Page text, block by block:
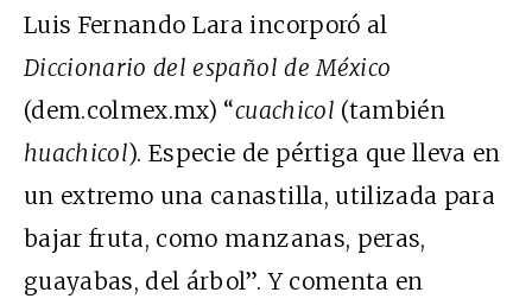
Luis Fernando Lara incorporó al
Diccionario del español de México
(dem.colmex.mx) “cuachicol (también
huachicol). Especie de pértiga que lleva en
un extremo una canastilla, utilizada para
bajar fruta, como manzanas, peras,
guayabas, del árbol”. Y comenta en